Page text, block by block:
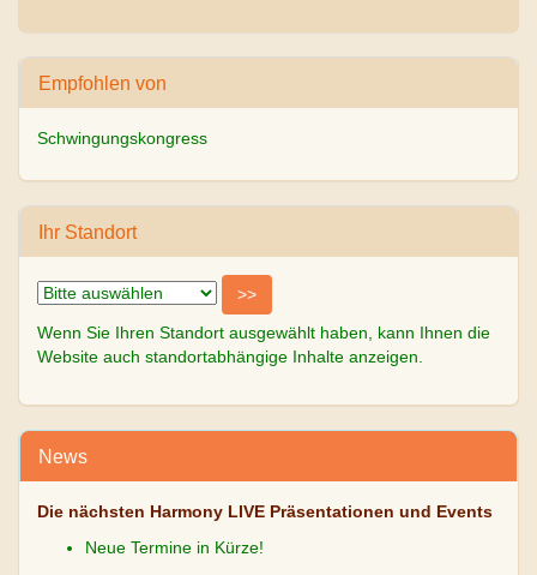
Empfohlen von
Schwingungskongress
Ihr Standort
Wenn Sie Ihren Standort ausgewählt haben, kann Ihnen die
Website auch standortabhängige Inhalte anzeigen.
News
Die nächsten Harmony LIVE Präsentationen und Events
Neue Termine in Kürze!